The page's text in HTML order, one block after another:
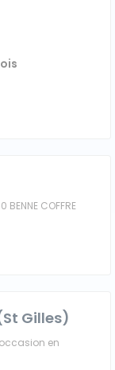
COFFRE
Gilles)
en